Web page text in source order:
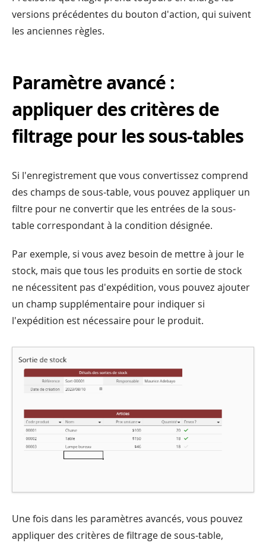
versions précédentes du bouton d'action, qui suivent
les anciennes règles.
Paramètre avancé :
appliquer des critères de
filtrage pour les sous-tables
Si l'enregistrement que vous convertissez comprend
des champs de sous-table, vous pouvez appliquer un
filtre pour ne convertir que les entrées de la sous-
table correspondant à la condition désignée.
Par exemple, si vous avez besoin de mettre à jour le
stock, mais que tous les produits en sortie de stock
ne nécessitent pas d'expédition, vous pouvez ajouter
un champ supplémentaire pour indiquer si
l'expédition est nécessaire pour le produit.
Une fois dans les paramètres avancés, vous pouvez
appliquer des critères de filtrage de sous-table,